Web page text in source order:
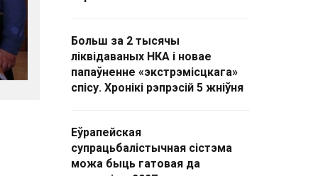
Больш за 2 тысячы
ліквідаваных НКА і новае
папаўненне «экстрэмісцкага»
спісу. Хронікі рэпрэсій 5 жніўня
Еўрапейская
супрацьбалістычная сістэма
можа быць гатовая да